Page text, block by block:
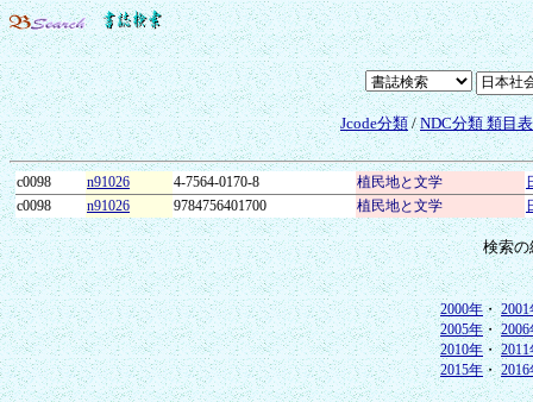
Jcode分類/NDC分類 類目
c0098 n91026 4-7564-0170-8 植民地と文学
c0098
n91026 9784756401700 植民地と文学
検索
2000年・2001
2005年・2006
2010年・2011
2015年・2016